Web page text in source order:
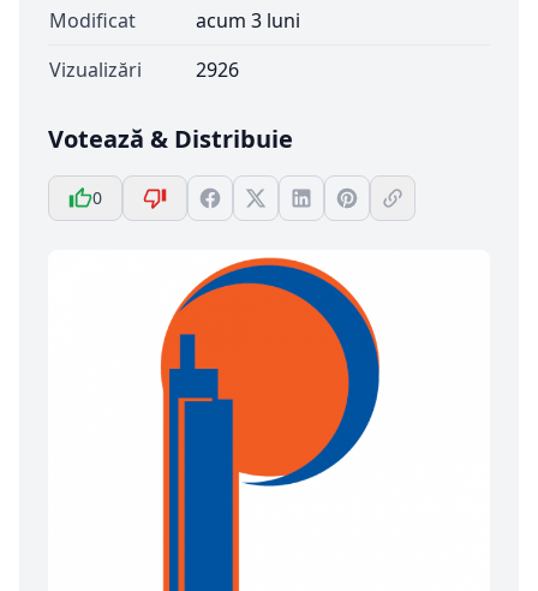
Modificat
acum 3 luni
Vizualizări
2926
Votează & Distribuie
0